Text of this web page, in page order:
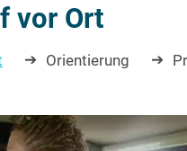
vor Ort
Orientierung